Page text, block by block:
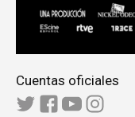
Cuentas oficiales